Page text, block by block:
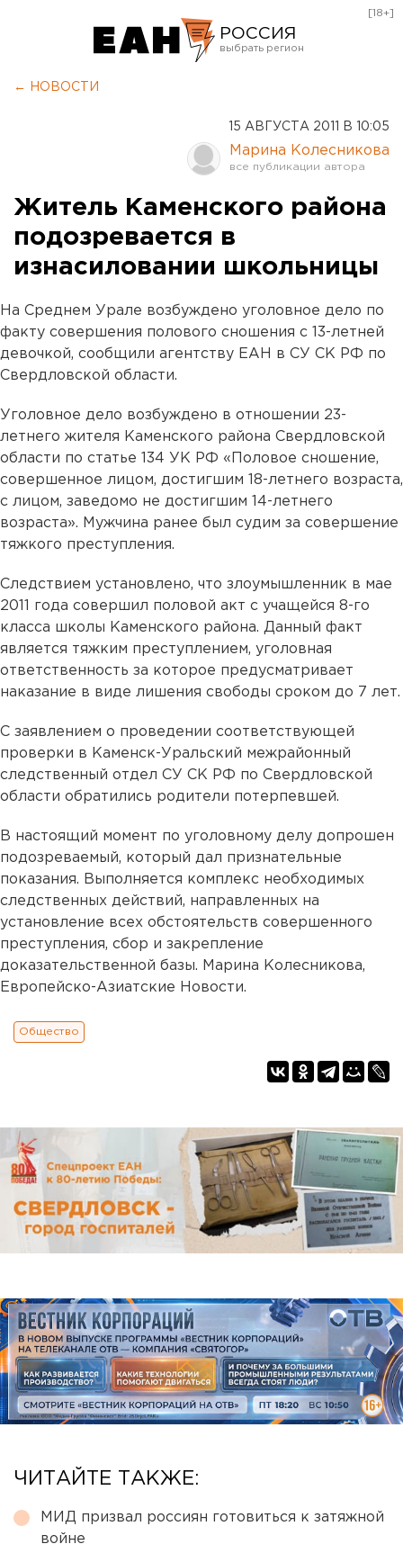
РОССИЯ
Оренбург
[18+]
← НОВОСТИ
15 АВГУСТА 2011 В 10:05
Марина Колесникова
Житель Каменского района
подозревается в
изнасиловании школьницы
На Среднем Урале возбуждено уголовное дело по
факту совершения полового сношения с 13-летней
девочкой, сообщили агентству ЕАН в СУ СК РФ по
Свердловской области.
Уголовное дело возбуждено в отношении 23-
летнего жителя Каменского района Свердловской
области по статье 134 УК РФ «Половое сношение,
совершенное лицом, достигшим 18-летнего возраста,
с лицом, заведомо не достигшим 14-летнего
возраста». Мужчина ранее был судим за совершение
тяжкого преступления.
Следствием установлено, что злоумышленник в мае
2011 года совершил половой акт с учащейся 8-го
класса школы Каменского района. Данный факт
является тяжким преступлением, уголовная
ответственность за которое предусматривает
наказание в виде лишения свободы сроком до 7 лет.
С заявлением о проведении соответствующей
проверки в Каменск-Уральский межрайонный
следственный отдел СУ СК РФ по Свердловской
области обратились родители потерпевшей.
В настоящий момент по уголовному делу допрошен
подозреваемый, который дал признательные
показания. Выполняется комплекс необходимых
следственных действий, направленных на
установление всех обстоятельств совершенного
преступления, сбор и закрепление
доказательственной базы. Марина Колесникова,
Европейско-Азиатские Новости.
Общество
ЧИТАЙТЕ ТАКЖЕ:
МИД призвал россиян готовиться к затяжной
войне